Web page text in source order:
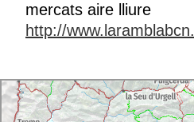
mercats aire lliure
http://